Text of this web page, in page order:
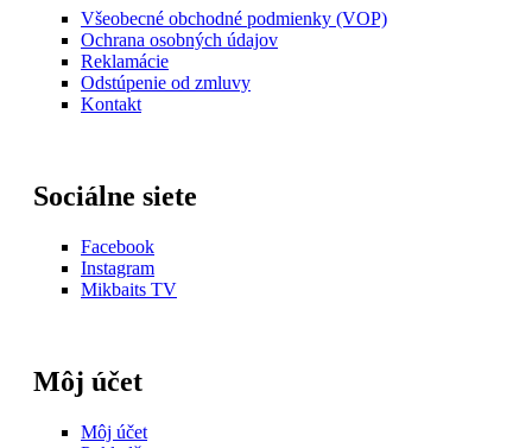
Všeobecné obchodné podmienky (VOP)
Ochrana osobných údajov
Reklamácie
Odstúpenie od zmluvy
Kontakt
Sociálne siete
Facebook
Instagram
Mikbaits TV
Môj účet
Môj účet